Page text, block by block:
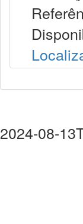
2024-08-